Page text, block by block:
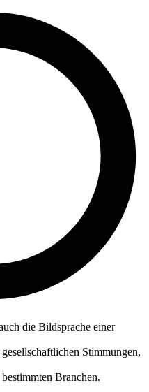
die Bildsprache einer
Stimmungen,
Branchen.